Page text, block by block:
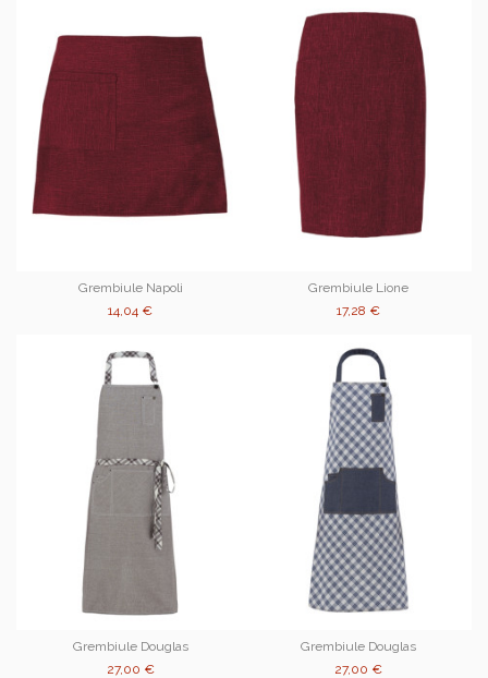
Grembiule Napoli
14,04 €
Grembiule Lione
17,28 €
Grembiule Douglas
27,00 €
Grembiule Douglas
27,00 €